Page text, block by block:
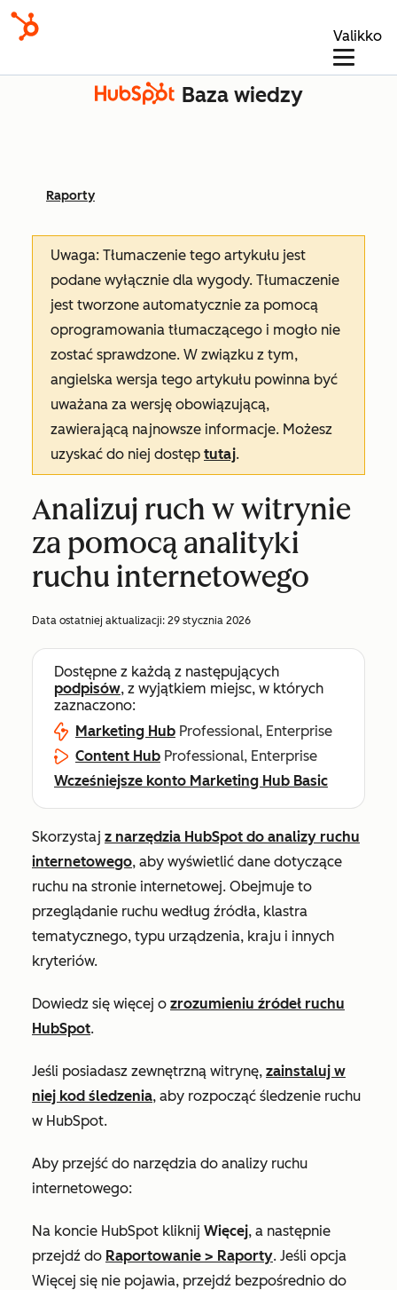
Valikko
Baza wiedzy
Raporty
Uwaga: Tłumaczenie tego artykułu jest
podane wyłącznie dla wygody. Tłumaczenie
jest tworzone automatycznie za pomocą
oprogramowania tłumaczącego i mogło nie
zostać sprawdzone. W związku z tym,
angielska wersja tego artykułu powinna być
uważana za wersję obowiązującą,
zawierającą najnowsze informacje. Możesz
uzyskać do niej dostęp tutaj.
Analizuj ruch w witrynie
za pomocą analityki
ruchu internetowego
Data ostatniej aktualizacji: 29 stycznia 2026
Dostępne z każdą z następujących
podpisów, z wyjątkiem miejsc, w których
zaznaczono:
Marketing Hub Professional, Enterprise
Content Hub Professional, Enterprise
Wcześniejsze konto Marketing Hub Basic
Skorzystaj z narzędzia HubSpot do analizy ruchu
internetowego, aby wyświetlić dane dotyczące
ruchu na stronie internetowej. Obejmuje to
przeglądanie ruchu według źródła, klastra
tematycznego, typu urządzenia, kraju i innych
kryteriów.
Dowiedz się więcej o zrozumieniu źródeł ruchu
HubSpot.
Jeśli posiadasz zewnętrzną witrynę, zainstaluj w
niej kod śledzenia, aby rozpocząć śledzenie ruchu
w HubSpot.
Aby przejść do narzędzia do analizy ruchu
internetowego:
Na koncie HubSpot kliknij Więcej, a następnie
przejdź do Raportowanie > Raporty. Jeśli opcja
Więcej się nie pojawia, przejdź bezpośrednio do